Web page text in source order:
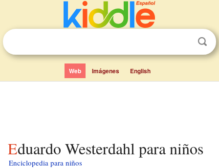
Web Imágenes English
Eduardo Westerdahl para niños
Enciclopedia para niños